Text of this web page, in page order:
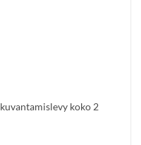
kuvantamislevy koko 2